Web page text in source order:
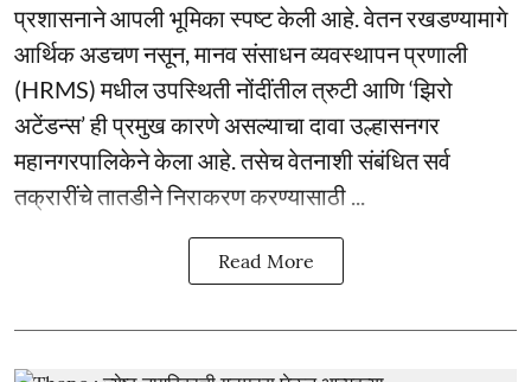
प्रशासनाने आपली भूमिका स्पष्ट केली आहे. वेतन रखडण्यामागे
आर्थिक अडचण नसून, मानव संसाधन व्यवस्थापन प्रणाली
(HRMS) मधील उपस्थिती नोंदींतील त्रुटी आणि ‘झिरो
अटेंडन्स’ ही प्रमुख कारणे असल्याचा दावा उल्हासनगर
महानगरपालिकेने केला आहे. तसेच वेतनाशी संबंधित सर्व
तक्रारींचे तातडीने निराकरण करण्यासाठी ...
Read More